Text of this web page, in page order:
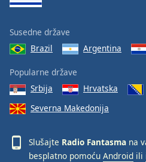
Susedne države
Brazil
Argentina
Popularne države
Srbija
Hrvatska
Severna Makedonija
Slušajte Radio Fantasma na
besplatno pomoću Android ili